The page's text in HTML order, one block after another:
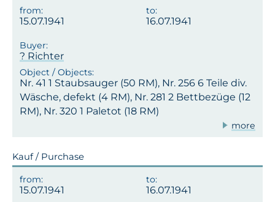
15.07.1941 16.07.1941
? Richter
Nr. 41 1 Staubsauger (50 RM), Nr. 256 6 Teile div.
Wäsche, defekt (4 RM), Nr. 281 2 Bettbezüge (12
RM), Nr. 320 1 Paletot (18 RM)
more
Kauf / Purchase
15.07.1941 16.07.1941